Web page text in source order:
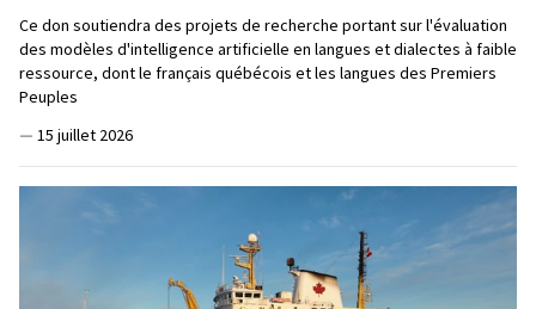
Ce don soutiendra des projets de recherche portant sur l'évaluation
des modèles d'intelligence artificielle en langues et dialectes à faible
ressource, dont le français québécois et les langues des Premiers
Peuples
— 15 juillet 2026